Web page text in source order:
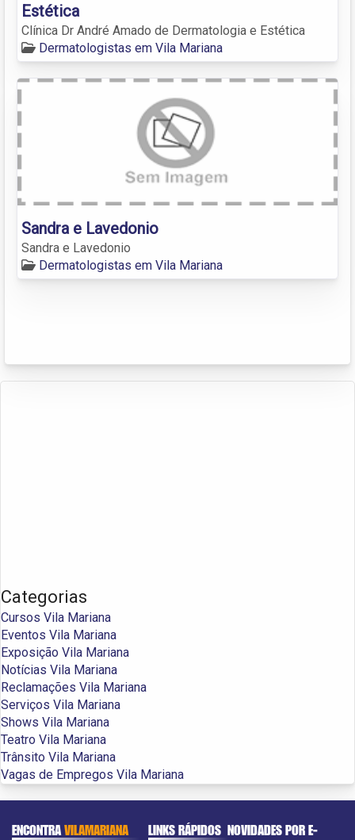
Estética
Clínica Dr André Amado de Dermatologia e Estética
Dermatologistas em Vila Mariana
Sandra e Lavedonio
Sandra e Lavedonio
Dermatologistas em Vila Mariana
Categorias
Cursos Vila Mariana
Eventos Vila Mariana
Exposição Vila Mariana
Notícias Vila Mariana
Reclamações Vila Mariana
Serviços Vila Mariana
Shows Vila Mariana
Teatro Vila Mariana
Trânsito Vila Mariana
Vagas de Empregos Vila Mariana
ENCONTRAVILAMARIANA LINKS RÁPIDOS NOVIDADES POR E-